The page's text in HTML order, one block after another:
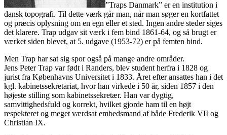
”Traps Danmark” er en institution i
dansk topografi. Til dette værk går man, når man søger en kortfattet
og præcis oplysning om en egn eller et sted. Ingen andre steder siges
det klarere. Trap udgav sit værk i fem bind 1861-64, og så brugt er
værket siden blevet, at 5. udgave (1953-72) er på femten bind.
Men Trap har sat sig spor også på mange andre områder.
Jens Peter Trap var født i Randers, blev student herfra i 1828 og
jurist fra Københavns Universitet i 1833. Året efter ansattes han i det
kgl. kabinetssekretariat, hvor han virkede i 50 år, siden 1857 i den
højeste stilling som kabinetssekretær. Han var dygtig,
samvittighedsfuld og korrekt, hvilket gjorde ham til en højt
respekteret og meget værdsat embedsmand af både Frederik VII og
Christian IX.